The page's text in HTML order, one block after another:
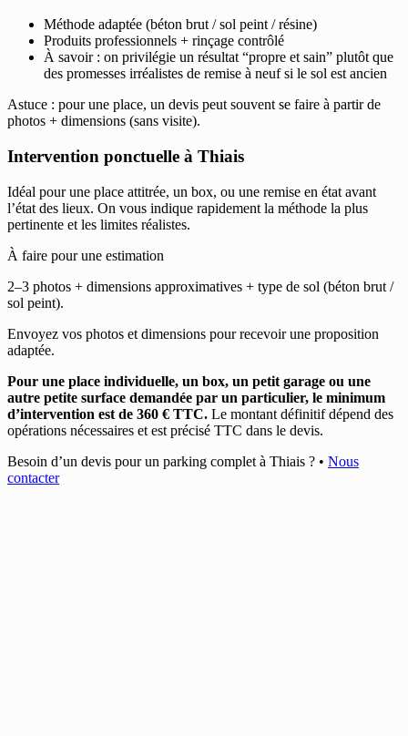
Méthode adaptée (béton brut / sol peint / résine)
Produits professionnels + rinçage contrôlé
À savoir : on privilégie un résultat “propre et sain” plutôt que
des promesses irréalistes de remise à neuf si le sol est ancien
Astuce : pour une place, un devis peut souvent se faire à partir de
photos + dimensions (sans visite).
Intervention ponctuelle à Thiais
Idéal pour une place attitrée, un box, ou une remise en état avant
l’état des lieux. On vous indique rapidement la méthode la plus
pertinente et les limites réalistes.
À faire pour une estimation
2–3 photos + dimensions approximatives + type de sol (béton brut /
sol peint).
Envoyez vos photos et dimensions pour recevoir une proposition
adaptée.
Pour une place individuelle, un box, un petit garage ou une
autre petite surface demandée par un particulier, le minimum
d’intervention est de 360 € TTC. Le montant définitif dépend des
opérations nécessaires et est précisé TTC dans le devis.
Besoin d’un devis pour un parking complet à Thiais ? • Nous
contacter